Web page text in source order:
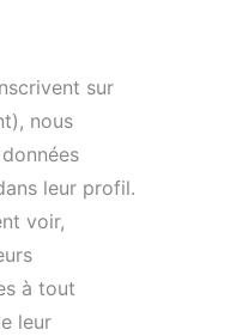
sur
nous
leur profil.
voir,
à tout
leur